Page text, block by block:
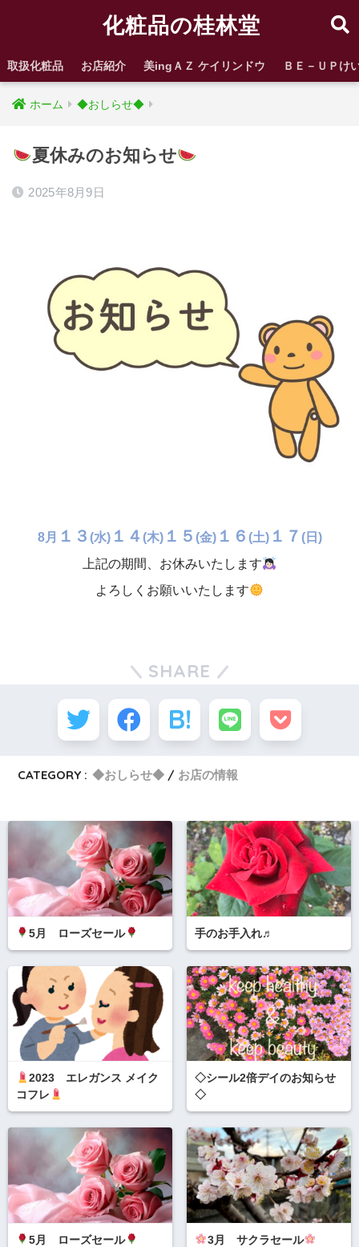
化粧品の桂林堂
取扱化粧品 お店紹介 美ingＡＺ ケイリンドウ ＢＥ－ＵＰけ
ホーム ◆おしらせ◆
夏休みのお知らせ
2025年8月9日
8月 １３ (水)１４ (木)１５ (金)１６ (土)１７ (日)
上記の期間、お休みいたします
よろしくお願いいたします
SHARE
CATEGORY : ◆おしらせ◆ お店の情報
5月 ローズセール 手のお手入れ♬
2023 エレガンス メイク
コフレ
◇シール2倍デイのお知らせ
◇
5月 ローズセール 3月 サクラセール